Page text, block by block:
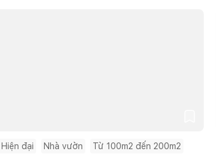
đại Nhà vườn Từ 100m2 đến 200m2